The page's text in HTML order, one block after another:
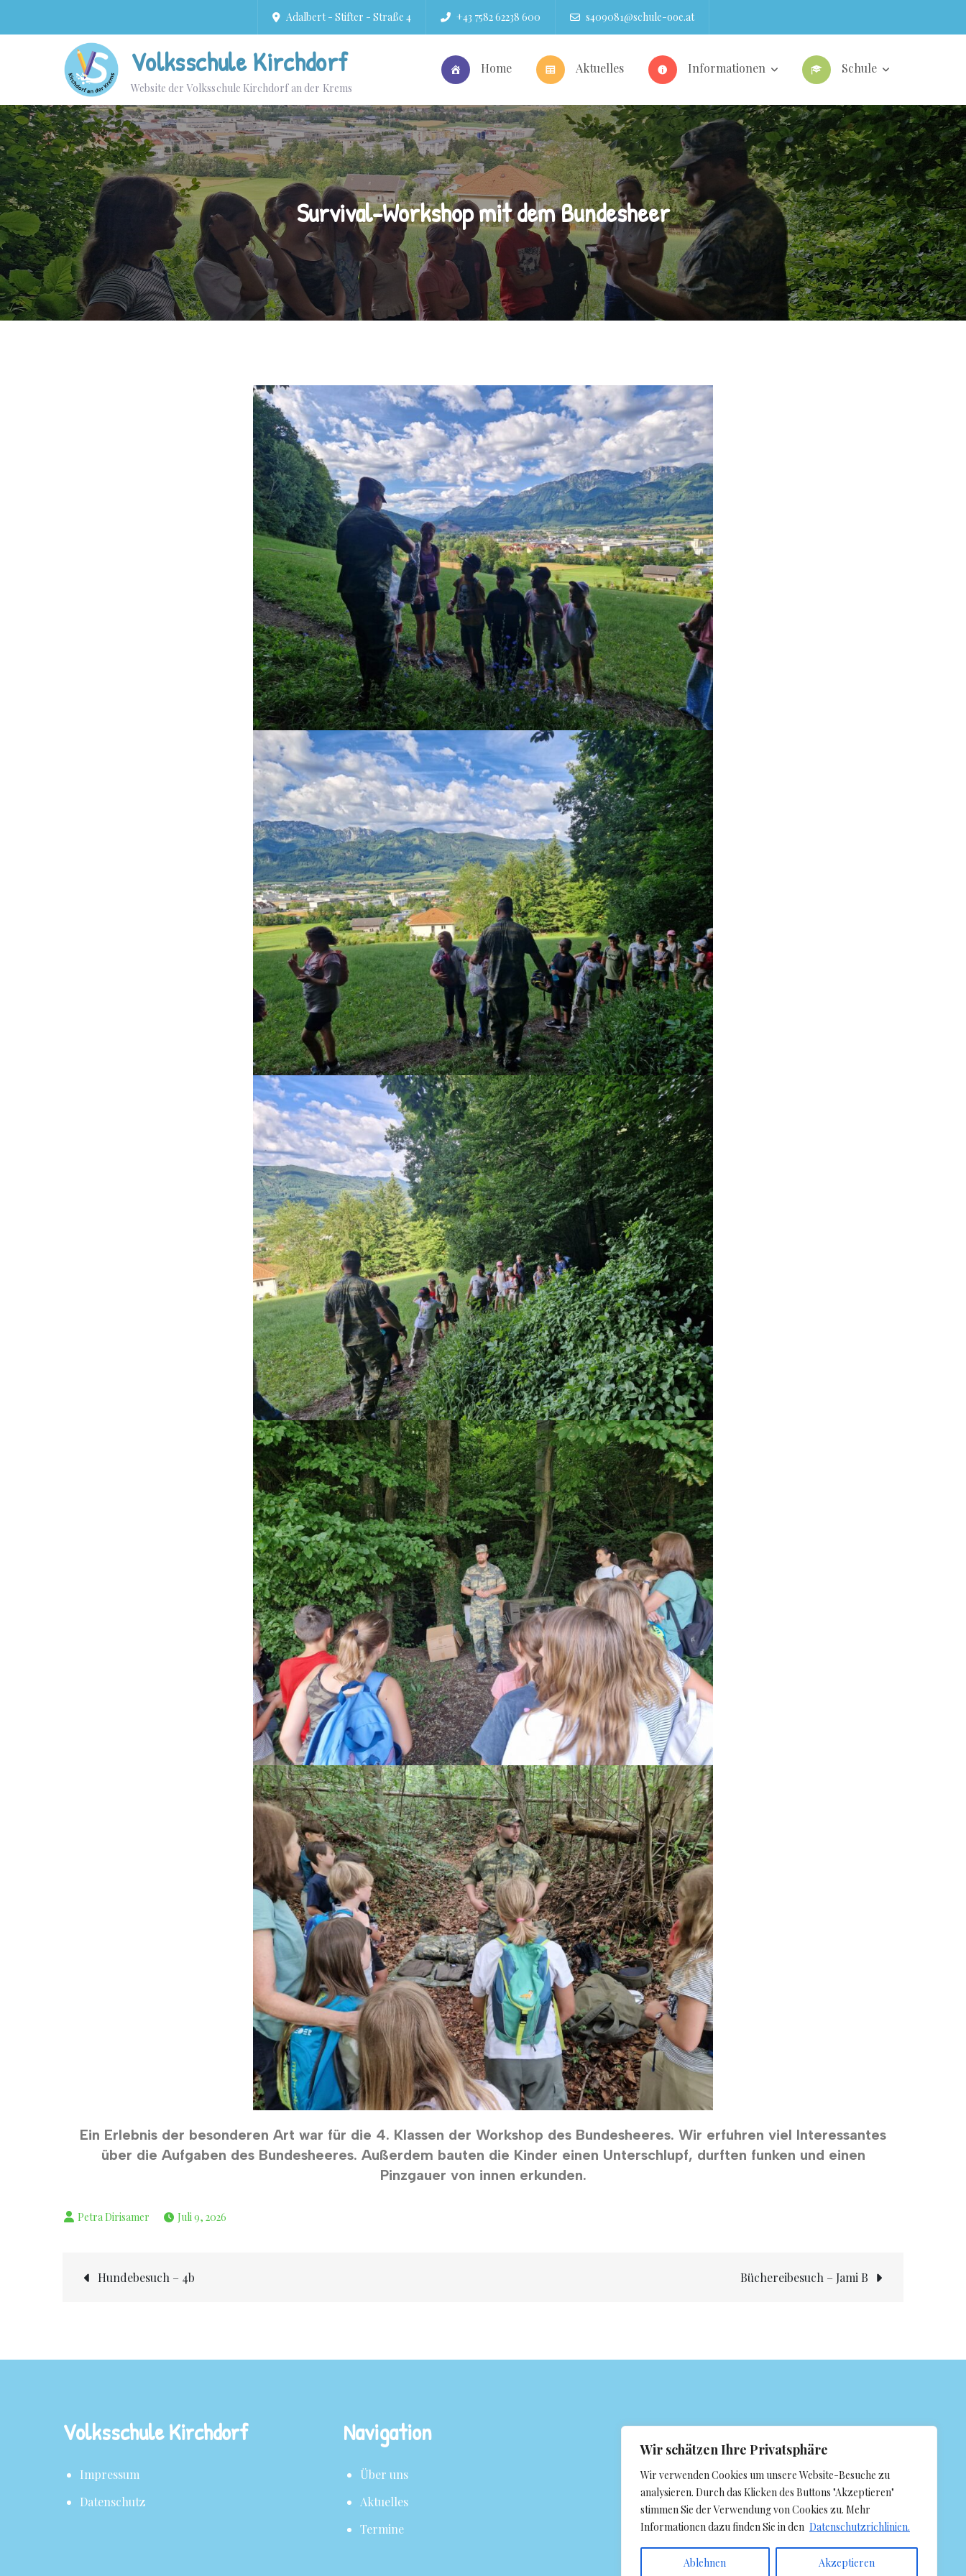
Wir schätzen Ihre Privatsphäre
Wir verwenden Cookies um unsere Website-Besuche zu
analysieren. Durch das Klicken des Buttons "Akzeptieren"
stimmen Sie der Verwendung von Cookies zu. Mehr
Informationen dazu finden Sie in den Datenschutzrichlinien.
Ablehnen Akzeptieren
Adalbert - Stifter - Straße 4 +43 7582 62238 600 s409081@schule-ooe.at
Volksschule Kirchdorf
Website der Volksschule Kirchdorf an der Krems
Home Aktuelles Informationen Schule
Survival-Workshop mit dem Bundesheer
Ein Erlebnis der besonderen Art war für die 4. Klassen der Workshop des Bundesheeres. Wir erfuhren viel Interessantes
über die Aufgaben des Bundesheeres. Außerdem bauten die Kinder einen Unterschlupf, durften funken und einen
Pinzgauer von innen erkunden.
Juli 9, 2026
Hundebesuch – 4b Büchereibesuch – Jami B
Volksschule Kirchdorf
Impressum
Datenschutz
Navigation
Über uns
Aktuelles
Termine